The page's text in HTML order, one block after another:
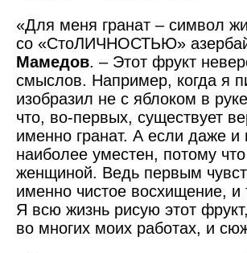
«Для меня гранат – символ
со «СтоЛИЧНОСТЬЮ»
Мамедов. – Этот фрукт
смыслов. Например, когда я
изобразил не с яблоком в
что, во‑первых, существует
именно гранат. А если даже и
наиболее уместен, потому
женщиной. Ведь первым
именно чистое восхищение,
Я всю жизнь рисую этот
во многих моих работах, и